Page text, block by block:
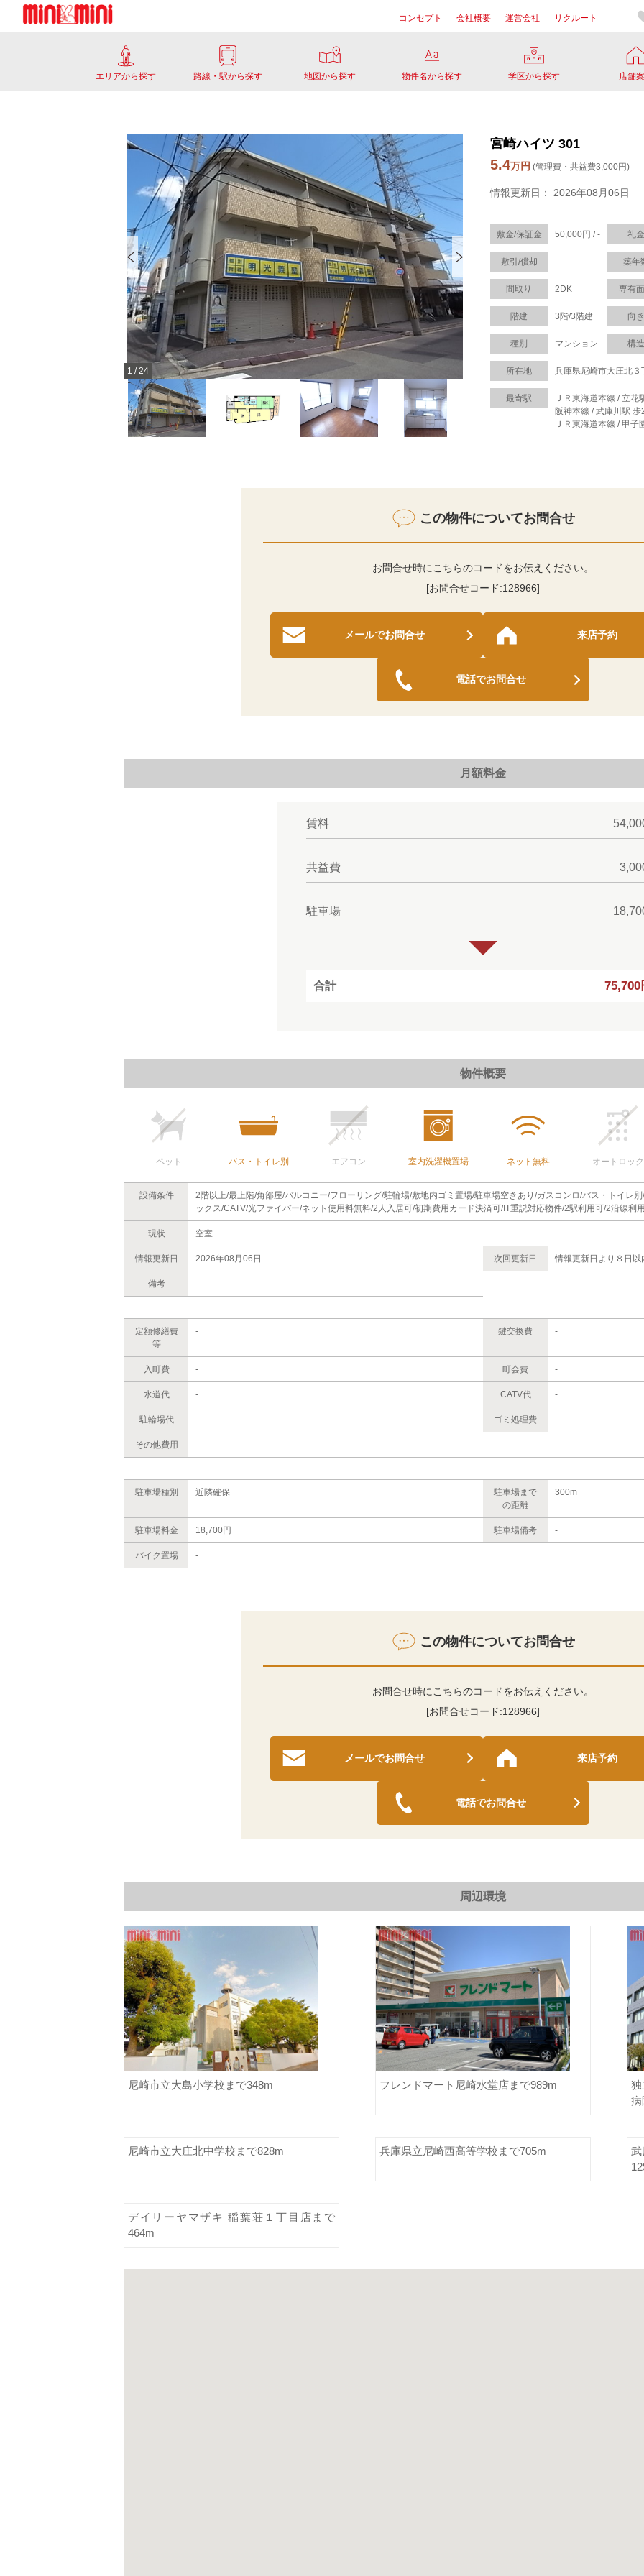
コンセプト 会社概要 運営会社 リクルート
エリアから探す 路線・駅から探す 地図から探す 物件名から探す 学区から探す 店舗
1 /24
宮崎ハイツ 301
5.4万円 (管理費・共益費3,000円)
情報更新日： 2026年08月06日
敷金/保証金 50,000円 / - 礼金
敷引/償却 - 築年
間取り 2DK 専有
階建 3階/3階建 向き
種別 マンション 構造
所在地 兵庫県尼崎市大庄北３
最寄駅
ＪＲ東海道本線 / 立花
阪神本線 / 武庫川駅 歩
ＪＲ東海道本線 / 甲子
この物件についてお問合せ
お問合せ時にこちらのコードをお伝えください。
[お問合せコード:128966]
メールでお問合せ 来店予約
電話でお問合せ
月額料金
賃料
共益費
駐車場
合計 75,700
物件概要
ペット バス・トイレ別 エアコン 室内洗濯機置場 ネット無料 オートロック
設備条件
2階以上/最上階/角部屋/バルコニー/フローリング/駐輪場/敷地内ゴミ置場/駐車場空きあり/ガスコンロ/バス・トイレ
ックス/CATV/光ファイバー/ネット使用料無料/2人入居可/初期費用カード決済可/IT重説対応物件/2駅利用可/2沿線利
現状 空室
情報更新日 2026年08月06日 次回更新日 情報更新日より８日以
備考 -
定額修繕費
等
- 鍵交換費 -
入町費 - 町会費 -
水道代 - CATV代 -
駐輪場代 - ゴミ処理費 -
その他費用 -
駐車場種別 近隣確保
駐車場まで
の距離
300m
駐車場料金 18,700円 駐車場備考 -
バイク置場 -
この物件についてお問合せ
お問合せ時にこちらのコードをお伝えください。
[お問合せコード:128966]
メールでお問合せ 来店予約
電話でお問合せ
周辺環境
尼崎市立大島小学校まで348m フレンドマート尼崎水堂店まで989m
独
病
尼崎市立大庄北中学校まで828m 兵庫県立尼崎西高等学校まで705m
デイリーヤマザキ 稲葉荘１丁目店まで
464m